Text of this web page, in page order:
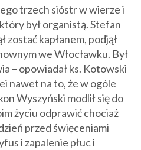
trzech sióstr w wierze i
był organistą. Stefan
zostać kapłanem, podjął
we Włocławku. Był
– opowiadał ks. Kotowski
nawet na to, że w ogóle
Wyszyński modlił się do
życiu odprawić chociaż
przed święceniami
i zapalenie płuc i